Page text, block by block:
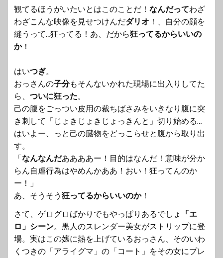
観てるほうがいたいとはこのことだ！ なんだってわざ
わざこんな映像を見せつけんだダリオ ！、 自分の顔を
縫うって…狂ってる！あ、だから狂ってるからいいの
か！
はいつぎ。
おっさんの子分もそんないかれた現場に出入りしてた
ら、 ついに狂った。
己の腹をごっつい皮用の裁ちばさみをいきなり腹に突
き刺して「 じょきじょきじょっきんと」切り始める…
はいよー、っと己の臓物をどっこらせと腹から取り出
す。
「なんなんだああああー！目的はなんだ！意味が分か
らん自虐行為はやめんかああ！おい！狂ってんのか
ー！」
あ、そうそう 狂ってるからいいのか！
さて、ゲログロばかりでもやっぱりあるでしょ
「エ
ロ」シーン。 黒人のスレンダー美女がストリップに登
場。 実はこの嬢に熱を上げているおっさん、そのいわ
くつきの「アライグマ」の「コート」 をその女にプレ